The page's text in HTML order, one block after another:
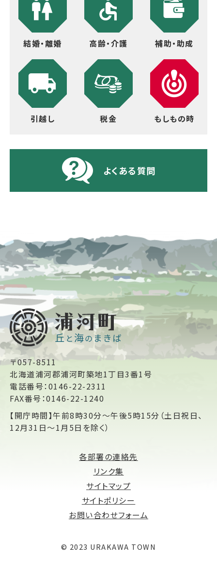
結婚・離婚 高齢・介護 補助・助成
引越し 税金 もしもの時
よくある質問
〒057-8511
北海道浦河郡浦河町築地1丁目3番1号
電話番号：0146-22-2311
FAX番号：0146-22-1240
【開庁時間】午前8時30分～午後5時15分（土日祝日、
12月31日～1月5日を除く）
各部署の連絡先
リンク集
サイトマップ
サイトポリシー
お問い合わせフォーム
© 2023 URAKAWA TOWN